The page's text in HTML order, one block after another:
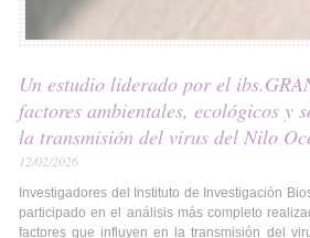
Un estudio liderado por el
factores ambientales, ecológicos y
la transmisión del virus del Nilo
12/02/2026
Investigadores del Instituto de Investigación
participado en el análisis más completo
factores que influyen en la transmisión del